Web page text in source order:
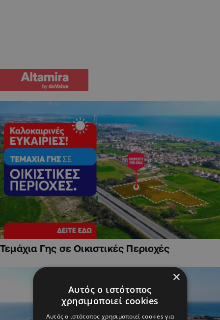
Τεμάχια Γης σε Οικιστικές Περιοχές
×
Αυτός ο ιστότοπος
χρησιμοποιεί cookies
Αυτός ο ιστότοπος χρησιμοποιεί cookies για